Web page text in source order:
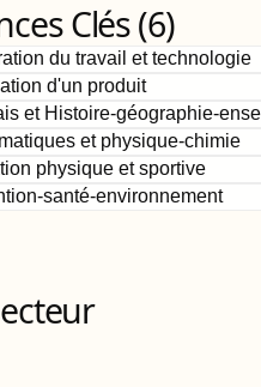
Clés (6)
du travail et technologie
d'un produit
et Histoire-géographie-
et physique-chimie
physique et sportive
santé-environnement